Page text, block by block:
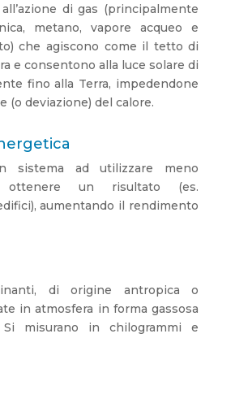
di gas (principalmente
metano, vapore acqueo e
che agiscono come il tetto di
e consentono alla luce solare di
fino alla Terra, impedendone
(o deviazione) del calore.
sistema ad utilizzare meno
un risultato (es.
aumentando il rendimento
di origine antropica o
in atmosfera in forma gassosa
misurano in chilogrammi e